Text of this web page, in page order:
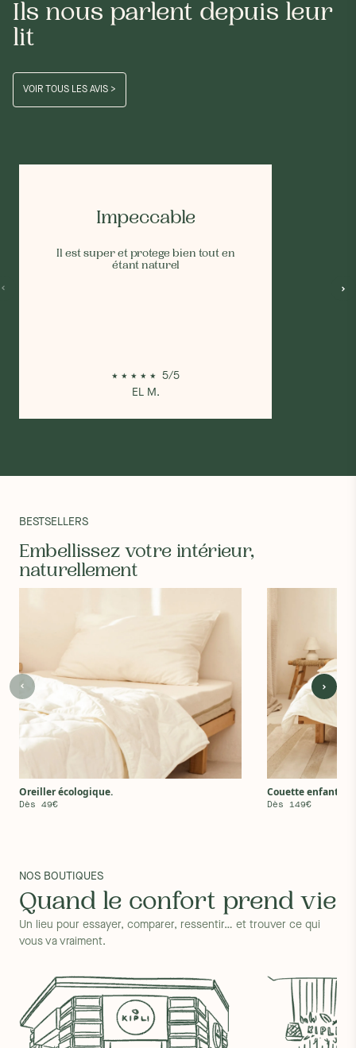
Ils nous parlent depuis leur
lit
VOIR TOUS LES AVIS >
Impeccable
Il est super et protege bien tout en
étant naturel
5/5
EL M.
BESTSELLERS
Embellissez votre intérieur,
naturellement
Oreiller écologique.
Dès 49€
Couette enfant
Dès 149€
NOS BOUTIQUES
Quand le confort prend vie
Un lieu pour essayer, comparer, ressentir… et trouver ce qui
vous va vraiment.